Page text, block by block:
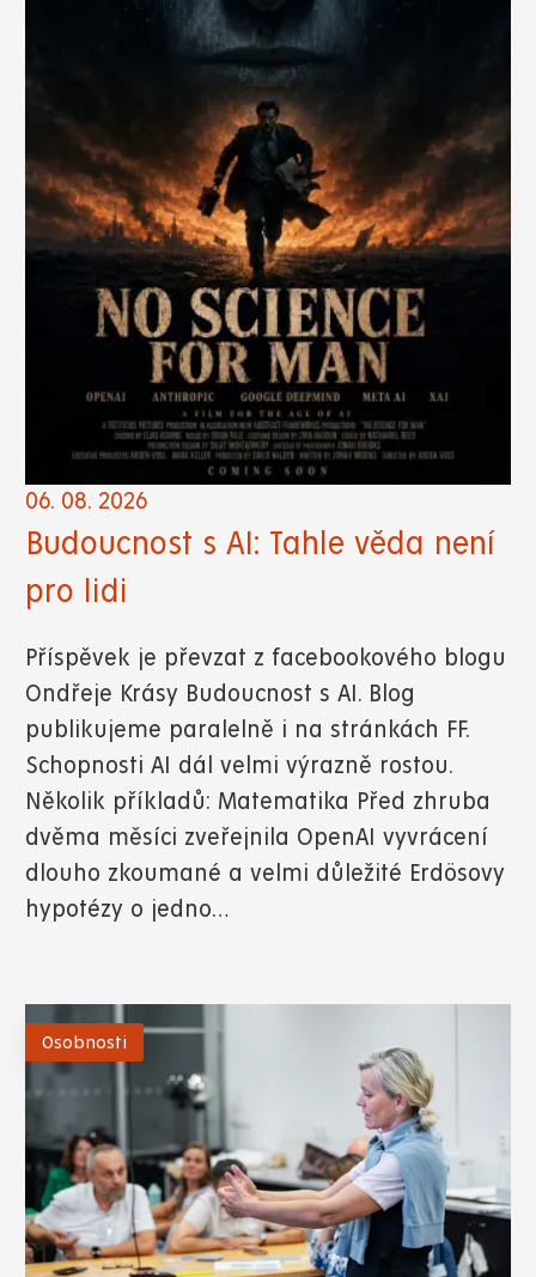
06. 08. 2026
Budoucnost s AI: Tahle věda není
pro lidi
Příspěvek je převzat z facebookového blogu
Ondřeje Krásy Budoucnost s AI. Blog
publikujeme paralelně i na stránkách FF.
Schopnosti AI dál velmi výrazně rostou.
Několik příkladů: Matematika Před zhruba
dvěma měsíci zveřejnila OpenAI vyvrácení
dlouho zkoumané a velmi důležité Erdösovy
hypotézy o jedno…
Osobnosti